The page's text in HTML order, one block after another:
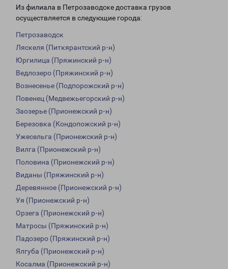
Из филиала в Петрозаводске доставка грузов
осуществляется в следующие города:
Петрозаводск
Ляскеля (Питкярантский р-н)
Юргилица (Пряжинский р-н)
Ведлозеро (Пряжинский р-н)
Вознесенье (Подпорожский р-н)
Повенец (Медвежьегорский р-н)
Заозерье (Прионежский р-н)
Березовка (Кондопожский р-н)
Ужесельга (Прионежский р-н)
Вилга (Прионежский р-н)
Половина (Прионежский р-н)
Виданы (Пряжинский р-н)
Деревянное (Прионежский р-н)
Уя (Прионежский р-н)
Орзега (Прионежский р-н)
Матросы (Пряжинский р-н)
Падозеро (Пряжинский р-н)
Ялгуба (Прионежский р-н)
Косалма (Прионежский р-н)